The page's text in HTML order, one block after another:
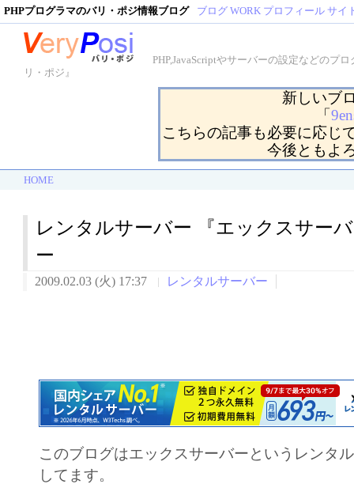
PHPプログラマのバリ・ポジ情報ブログ ブログ WORK プロフィール サイ
PHP,JavaScriptやサーバーの設定などのプ
リ・ポジ』
新しいブ
「
こちらの記事も必要に応じ
今後ともよ
HOME
レンタルサーバー 『エックスサー
ー
2009.02.03 (火) 17:37 レンタルサーバー
このブログはエックスサーバーというレンタ
してます。